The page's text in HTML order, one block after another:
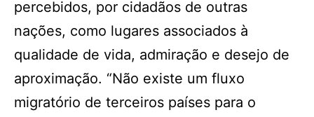
percebidos, por cidadãos de outras
nações, como lugares associados à
qualidade de vida, admiração e desejo de
aproximação. “Não existe um fluxo
migratório de terceiros países para o